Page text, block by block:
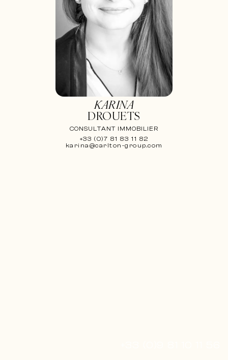
KARINA
DROUETS
CONSULTANT IMMOBILIER
+33 (0)7 81 83 11 82
karina@carlton-group.com